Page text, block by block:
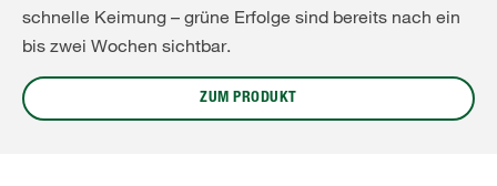
schnelle Keimung – grüne Erfolge sind bereits nach ein
bis zwei Wochen sichtbar.
ZUM PRODUKT